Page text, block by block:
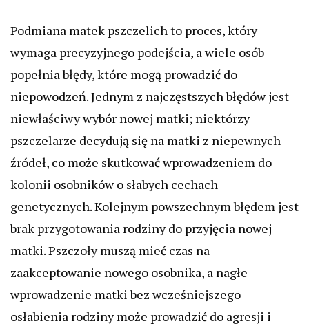
Podmiana matek pszczelich to proces, który
wymaga precyzyjnego podejścia, a wiele osób
popełnia błędy, które mogą prowadzić do
niepowodzeń. Jednym z najczęstszych błędów jest
niewłaściwy wybór nowej matki; niektórzy
pszczelarze decydują się na matki z niepewnych
źródeł, co może skutkować wprowadzeniem do
kolonii osobników o słabych cechach
genetycznych. Kolejnym powszechnym błędem jest
brak przygotowania rodziny do przyjęcia nowej
matki. Pszczoły muszą mieć czas na
zaakceptowanie nowego osobnika, a nagłe
wprowadzenie matki bez wcześniejszego
osłabienia rodziny może prowadzić do agresji i